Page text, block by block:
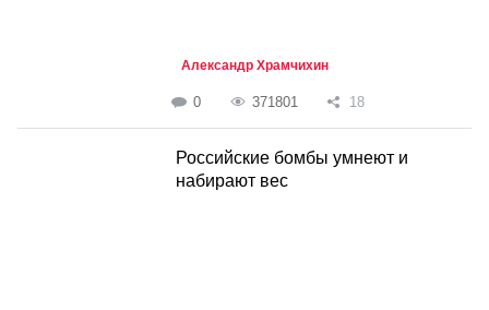
Александр Храмчихин
0 371801 18
Российские бомбы умнеют и
набирают вес